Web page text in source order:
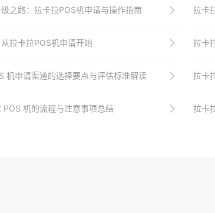
之路：拉卡拉POS机申请与操作指南 拉卡
拉卡拉POS机申请开始 拉卡
机申请渠道的选择要点与评估标准解读 拉卡
POS 机的流程与注意事项总结 拉卡